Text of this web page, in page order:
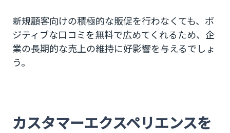
新規顧客向けの積極的な販促を行わなくても、ポ
ジティブな口コミを無料で広めてくれるため、企
業の長期的な売上の維持に好影響を与えるでしょ
う。
カスタマーエクスペリエンスを